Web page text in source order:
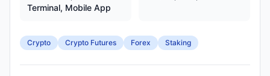
Terminal, Mobile App
Crypto Crypto Futures Forex Staking